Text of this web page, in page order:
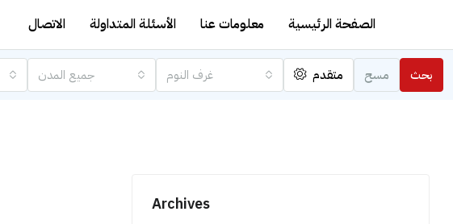
الاتصال الأسئلة المتداولة معلومات عنا الصفحة الرئيسية
جميع المدن غرف النوم متقدم مسح بحث
Archives